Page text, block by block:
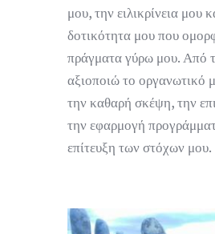
μου, την ειλικρίνεια μου
δοτικότητα μου που
πράγματα γύρω μου. Από
αξιοποιώ το οργανωτικό
την καθαρή σκέψη, την
την εφαρμογή
επίτευξη των στόχων μου.